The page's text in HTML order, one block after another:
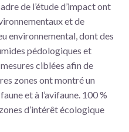
de l’étude d’impact ont
et de
environnemental, dont des
pédologiques et
ciblées afin de
zones ont montré un
et à l’avifaune. 100 %
d’intérêt écologique